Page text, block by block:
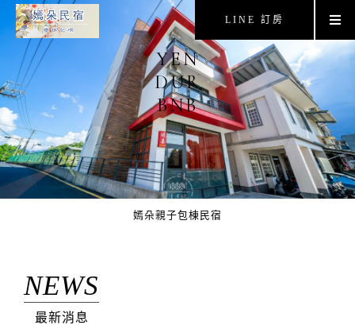
LINE 訂房
嫣朵親子包棟民宿
YEN
DUR
BNB
NEWS
最新消息